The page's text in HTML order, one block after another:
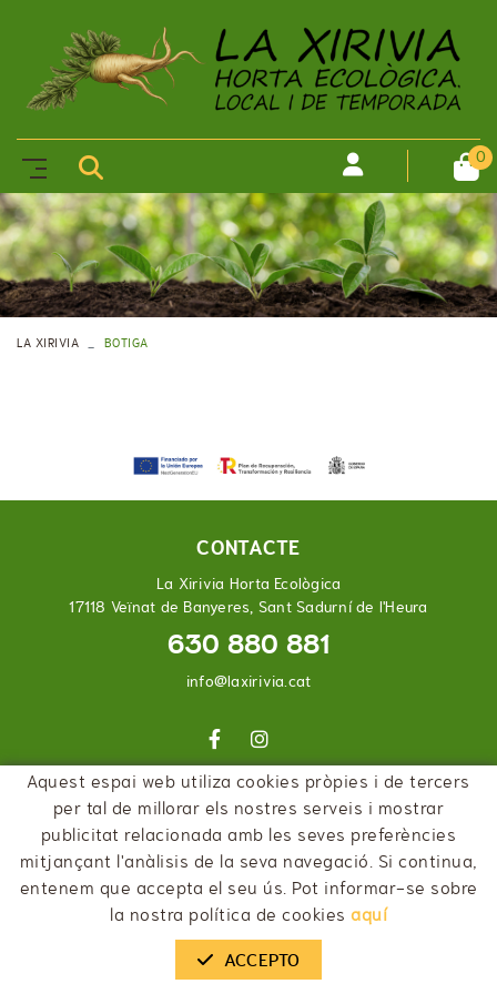
0
LA XIRIVIA BOTIGA
CONTACTE
La Xirivia Horta Ecològica
17118 Veïnat de Banyeres, Sant Sadurní de l'Heura
630 880 881
info@laxirivia.cat
POLÍTICA DE COOKIES AVÍS LEGAL
CONDICIONS
DECLARACIÓ D'ACCESSIBILITAT
Aquest espai web utiliza cookies pròpies i de tercers
per tal de millorar els nostres serveis i mostrar
publicitat relacionada amb les seves preferències
mitjançant l'anàlisis de la seva navegació. Si continua,
entenem que accepta el seu ús. Pot informar-se sobre
la nostra política de cookies aquí
ACCEPTO